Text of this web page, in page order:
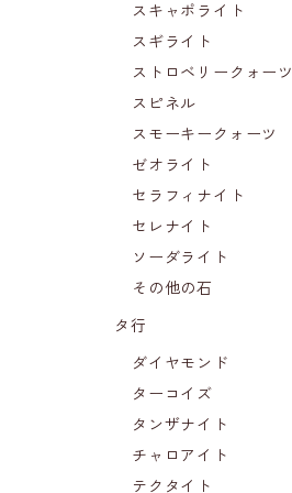
スキャポライト
スギライト
ストロベリークォーツ
スピネル
スモーキークォーツ
ゼオライト
セラフィナイト
セレナイト
ソーダライト
その他の石
タ行
ダイヤモンド
ターコイズ
タンザナイト
チャロアイト
テクタイト